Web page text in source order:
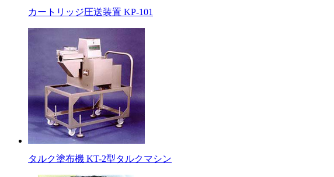
カートリッジ圧送装置 KP-101
タルク塗布機 KT-2型タルクマシン